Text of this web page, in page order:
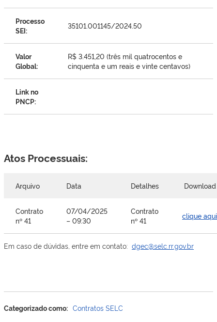
Processo
SEI:
35101.001145/2024.50
Valor
Global:
R$ 3.451,20 (três mil quatrocentos e
cinquenta e um reais e vinte centavos)
Link no
PNCP:
Atos Processuais:
Arquivo Data Detalhes
Contrato
nº 41
07/04/2025
– 09:30
Contrato
nº 41
clique aqui
Em caso de dúvidas, entre em contato: dgec@selc.rr.gov.br
Categorizado como: Contratos SELC